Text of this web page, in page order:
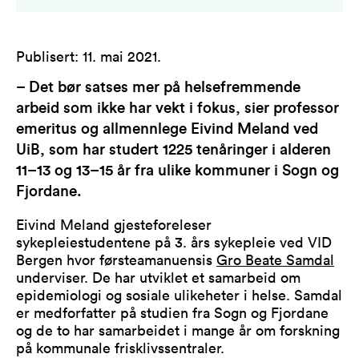
Publisert: 11. mai 2021.
– Det bør satses mer på helsefremmende
arbeid som ikke har vekt i fokus, sier professor
emeritus og allmennlege Eivind Meland ved
UiB, som har studert 1225 tenåringer i alderen
11–13 og 13–15 år fra ulike kommuner i Sogn og
Fjordane.
Eivind Meland gjesteforeleser
sykepleiestudentene på 3. års sykepleie ved VID
Bergen hvor førsteamanuensis Gro Beate Samdal
underviser. De har utviklet et samarbeid om
epidemiologi og sosiale ulikeheter i helse. Samdal
er medforfatter på studien fra Sogn og Fjordane
og de to har samarbeidet i mange år om forskning
på kommunale frisklivssentraler.